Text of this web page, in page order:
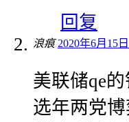
回复
浪痕 2020年6月15
美联储qe
选年两党